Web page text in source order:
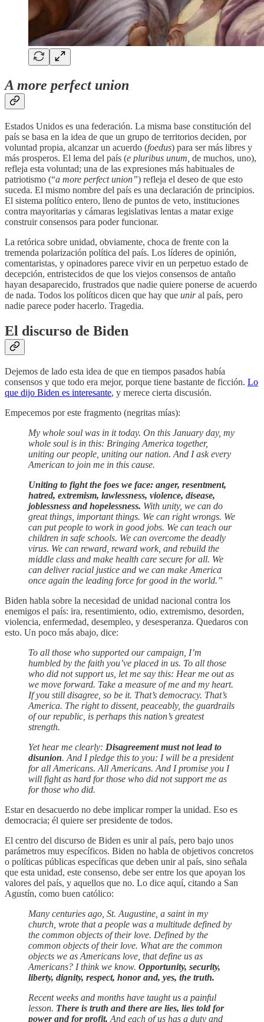
A more perfect union
Estados Unidos es una federación. La misma base constitución del
país se basa en la idea de que un grupo de territorios deciden, por
voluntad propia, alcanzar un acuerdo (foedus) para ser más libres y
más prosperos. El lema del país (e pluribus unum, de muchos, uno),
refleja esta voluntad; una de las expresiones más habituales de
patriotismo (“a more perfect union”) refleja el deseo de que esto
suceda. El mismo nombre del país es una declaración de principios.
El sistema político entero, lleno de puntos de veto, instituciones
contra mayoritarias y cámaras legislativas lentas a matar exige
construir consensos para poder funcionar.
La retórica sobre unidad, obviamente, choca de frente con la
tremenda polarización política del país. Los líderes de opinión,
comentaristas, y opinadores parece vivir en un perpetuo estado de
decepción, entristecidos de que los viejos consensos de antaño
hayan desaparecido, frustrados que nadie quiere ponerse de acuerdo
de nada. Todos los políticos dicen que hay que uniral país, pero
nadie parece poder hacerlo. Tragedia.
El discurso de Biden
Dejemos de lado esta idea de que en tiempos pasados había
consensos y que todo era mejor, porque tiene bastante de ficción. Lo
que dijo Biden es interesante, y merece cierta discusión.
Empecemos por este fragmento (negritas mías):
My whole soul was in it today. On this January day, my
whole soul is in this: Bringing America together,
uniting our people, uniting our nation. And I ask every
American to join me in this cause.
Uniting to fight the foes we face: anger, resentment,
hatred, extremism, lawlessness, violence, disease,
joblessness and hopelessness. With unity, we can do
great things, important things. We can right wrongs. We
can put people to work in good jobs. We can teach our
children in safe schools. We can overcome the deadly
virus. We can reward, reward work, and rebuild the
middle class and make health care secure for all. We
can deliver racial justice and we can make America
once again the leading force for good in the world.”
Biden habla sobre la necesidad de unidad nacional contra los
enemigos el país: ira, resentimiento, odio, extremismo, desorden,
violencia, enfermedad, desempleo, y desesperanza. Quedaros con
esto. Un poco más abajo, dice:
To all those who supported our campaign, I’m
humbled by the faith you’ve placed in us. To all those
who did not support us, let me say this: Hear me out as
we move forward. Take a measure of me and my heart.
If you still disagree, so be it. That’s democracy. That’s
America. The right to dissent, peaceably, the guardrails
of our republic, is perhaps this nation’s greatest
strength.
Yet hear me clearly: Disagreement must not lead to
disunion. And I pledge this to you: I will be a president
for all Americans. All Americans. And I promise you I
will fight as hard for those who did not support me as
for those who did.
Estar en desacuerdo no debe implicar romper la unidad. Eso es
democracia; él quiere ser presidente de todos.
El centro del discurso de Biden es unir al país, pero bajo unos
parámetros muy específicos. Biden no habla de objetivos concretos
o políticas públicas específicas que deben unir al país, sino señala
que esta unidad, este consenso, debe ser entre los que apoyan los
valores del país, y aquellos que no. Lo dice aquí, citando a San
Agustín, como buen católico:
Many centuries ago, St. Augustine, a saint in my
church, wrote that a people was a multitude defined by
the common objects of their love. Defined by the
common objects of their love. What are the common
objects we as Americans love, that define us as
Americans? I think we know. Opportunity, security,
liberty, dignity, respect, honor and, yes, the truth.
Recent weeks and months have taught us a painful
lesson. There is truth and there are lies, lies told for
power and for profit. And each of us has a duty and